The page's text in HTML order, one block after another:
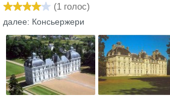
(1 голос)
далее: Консьержери